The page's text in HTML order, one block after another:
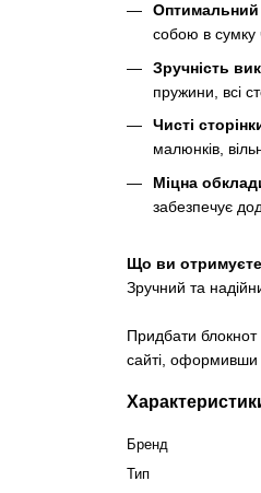
собою в сумку
Зручність
пружини, всі
Чисті
малюнків,
Міцна
забезпечує
Що ви
Зручний та
Придбати
сайті,
Бренд
Тип